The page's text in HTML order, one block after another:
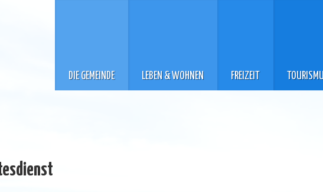
DIE GEMEINDE LEBEN & WOHNEN FREIZEIT